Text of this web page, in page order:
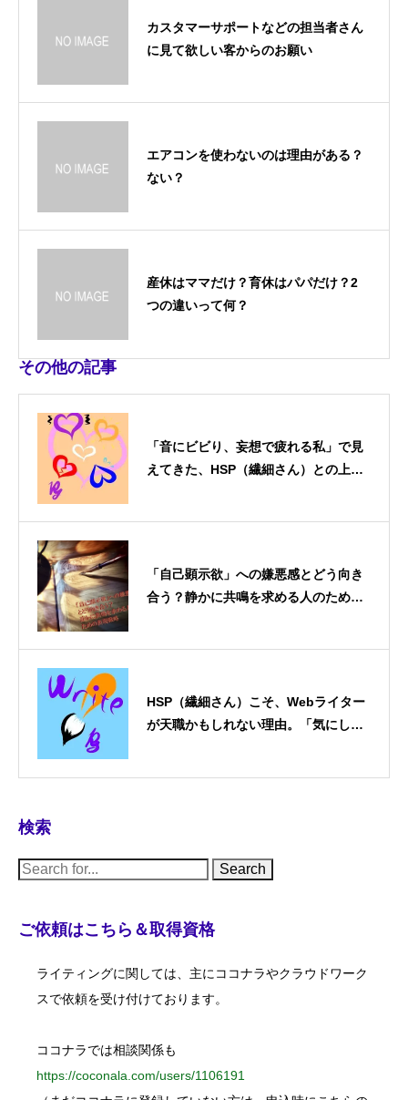
カスタマーサポートなどの担当者さん
に見て欲しい客からのお願い
エアコンを使わないのは理由がある？
ない？
産休はママだけ？育休はパパだけ？2
つの違いって何？
その他の記事
「音にビビり、妄想で疲れる私」で見
えてきた、HSP（繊細さん）との上手
「自己顕示欲」への嫌悪感とどう向き
合う？静かに共鳴を求める人のための
HSP（繊細さん）こそ、Webライター
が天職かもしれない理由。「気にしす
検索
S
e
c
h
ご依頼はこちら＆取得資格
ライティングに関しては、主にココナラやクラウドワーク
スで依頼を受け付けております。
ココナラでは相談関係も
https://coconala.com/users/1106191